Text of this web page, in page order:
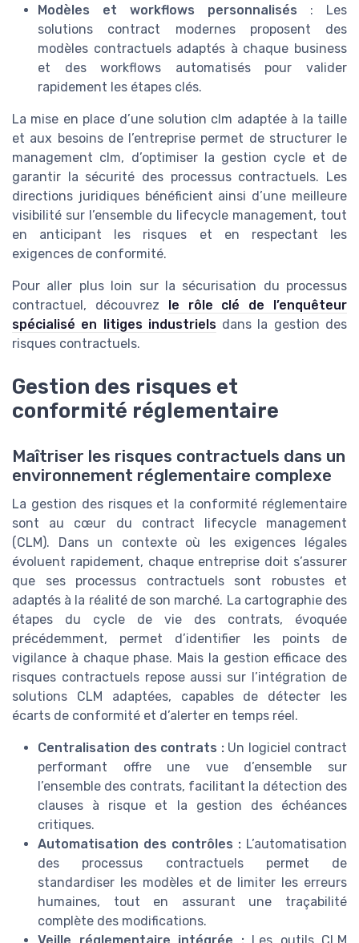
Modèles et workflows personnalisés : Les
solutions contract modernes proposent des
modèles contractuels adaptés à chaque business
et des workflows automatisés pour valider
rapidement les étapes clés.
La mise en place d’une solution clm adaptée à la taille
et aux besoins de l’entreprise permet de structurer le
management clm, d’optimiser la gestion cycle et de
garantir la sécurité des processus contractuels. Les
directions juridiques bénéficient ainsi d’une meilleure
visibilité sur l’ensemble du lifecycle management, tout
en anticipant les risques et en respectant les
exigences de conformité.
Pour aller plus loin sur la sécurisation du processus
contractuel, découvrez
le rôle clé de l’enquêteur
spécialisé en litiges industrielsdans la gestion des
risques contractuels.
Gestion des risques et
conformité réglementaire
Maîtriser les risques contractuels dans un
environnement réglementaire complexe
La gestion des risques et la conformité réglementaire
sont au cœur du contract lifecycle management
(CLM). Dans un contexte où les exigences légales
évoluent rapidement, chaque entreprise doit s’assurer
que ses processus contractuels sont robustes et
adaptés à la réalité de son marché. La cartographie des
étapes du cycle de vie des contrats, évoquée
précédemment, permet d’identifier les points de
vigilance à chaque phase. Mais la gestion efficace des
risques contractuels repose aussi sur l’intégration de
solutions CLM adaptées, capables de détecter les
écarts de conformité et d’alerter en temps réel.
Centralisation des contrats :Un logiciel contract
performant offre une vue d’ensemble sur
l’ensemble des contrats, facilitant la détection des
clauses à risque et la gestion des échéances
critiques.
Automatisation des contrôles : L’automatisation
des processus contractuels permet de
standardiser les modèles et de limiter les erreurs
humaines, tout en assurant une traçabilité
complète des modifications.
Veille réglementaire intégrée :Les outils CLM